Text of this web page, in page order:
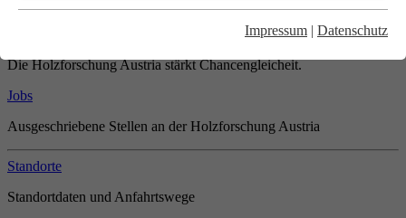
Impressum | Datenschutz
gebündelt
Die Holzforschung Austria stärkt Chancengleicheit.
Jobs
Ausgeschriebene Stellen an der Holzforschung Austria
Standorte
Standortdaten und Anfahrtswege